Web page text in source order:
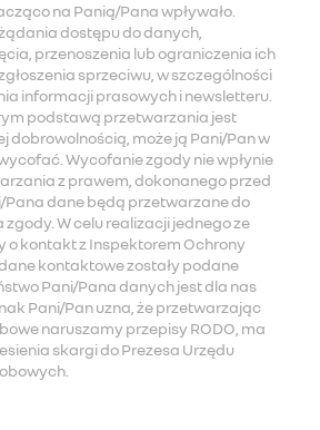
na Panią/Pana wpływało.
dostępu do danych,
przenoszenia lub ograniczenia ich
sprzeciwu, w szczególności
informacji prasowych i newsletteru.
podstawą przetwarzania jest
dobrowolnością, może ją Pani/Pan w
Wycofanie zgody nie wpłynie
z prawem, dokonanego przed
Pana dane będą przetwarzane do
W celu realizacji jednego ze
o kontakt z Inspektorem Ochrony
kontaktowe zostały podane
Pani/Pana danych jest dla nas
Pani/Pan uzna, że przetwarzając
naruszamy przepisy RODO, ma
skargi do Prezesa Urzędu